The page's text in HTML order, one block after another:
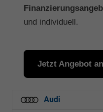
und individuell.
Jetzt Angebot
Audi